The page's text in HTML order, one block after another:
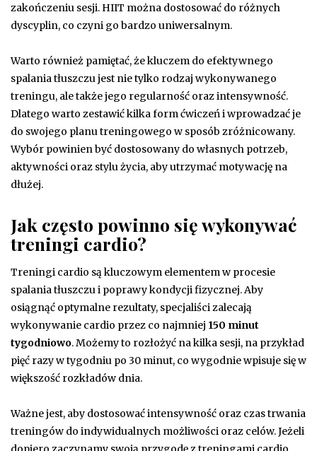
zakończeniu sesji. HIIT można dostosować do różnych
dyscyplin, co czyni go bardzo uniwersalnym.
Warto również pamiętać, że kluczem do efektywnego
spalania tłuszczu jest nie tylko rodzaj wykonywanego
treningu, ale także jego regularność oraz intensywność.
Dlatego warto zestawić kilka form ćwiczeń i wprowadzać je
do swojego planu treningowego w sposób zróżnicowany.
Wybór powinien być dostosowany do własnych potrzeb,
aktywności oraz stylu życia, aby utrzymać motywację na
dłużej.
Jak często powinno się wykonywać
treningi cardio?
Treningi cardio są kluczowym elementem w procesie
spalania tłuszczu i poprawy kondycji fizycznej. Aby
osiągnąć optymalne rezultaty, specjaliści zalecają
wykonywanie cardio przez co najmniej 150 minut
tygodniowo. Możemy to rozłożyć na kilka sesji, na przykład
pięć razy w tygodniu po 30 minut, co wygodnie wpisuje się w
większość rozkładów dnia.
Ważne jest, aby dostosować intensywność oraz czas trwania
treningów do indywidualnych możliwości oraz celów. Jeżeli